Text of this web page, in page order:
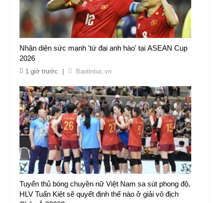
Nhận diện sức mạnh 'tứ đại anh hào' tại ASEAN Cup
2026
1 giờ trước Baotintuc.vn
Tuyển thủ bóng chuyền nữ Việt Nam sa sút phong độ,
HLV Tuấn Kiệt sẽ quyết định thế nào ở giải vô địch